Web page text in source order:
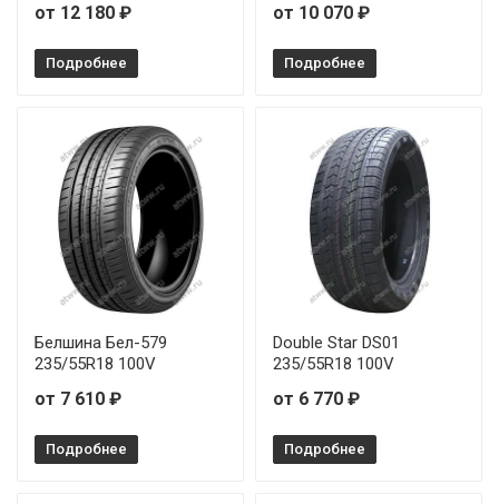
от 12 180 ₽
Подробнее
от 10 070 ₽
Подробнее
Белшина Бел-579
235/55R18 100V
от 7 610 ₽
Подробнее
Double Star DS01
235/55R18 100V
от 6 770 ₽
Подробнее